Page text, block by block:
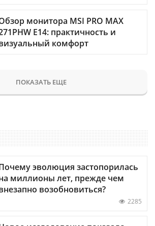
монитора MSI PRO MAX
E14: практичность и
комфорт
ПОКАЗАТЬ ЕЩЕ
эволюция застопорилась
миллионы лет, прежде чем
возобновиться?
2285